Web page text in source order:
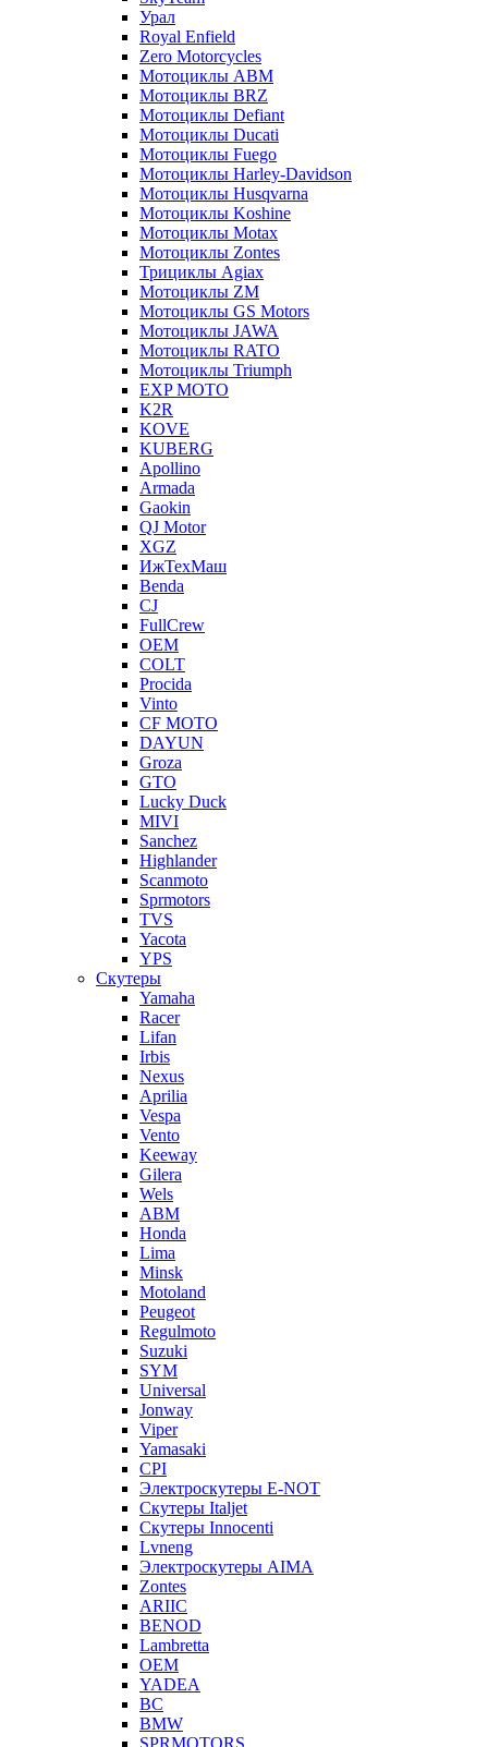
Урал
Royal Enfield
Zero Motorcycles
Мотоциклы ABM
Мотоциклы BRZ
Мотоциклы Defiant
Мотоциклы Ducati
Мотоциклы Fuego
Мотоциклы Harley-Davidson
Мотоциклы Husqvarna
Мотоциклы Koshine
Мотоциклы Motax
Мотоциклы Zontes
Трициклы Agiax
Мотоциклы ZM
Мотоциклы GS Motors
Мотоциклы JAWA
Мотоциклы RATO
Мотоциклы Triumph
EXP MOTO
K2R
KOVE
KUBERG
Apollino
Armada
Gaokin
QJ Motor
XGZ
ИжТехМаш
Benda
CJ
FullCrew
OEM
COLT
Procida
Vinto
CF MOTO
DAYUN
Groza
GTO
Lucky Duck
MIVI
Sanchez
Highlander
Scanmoto
Sprmotors
TVS
Yacota
YPS
Скутеры
Yamaha
Racer
Lifan
Irbis
Nexus
Aprilia
Vespa
Vento
Keeway
Gilera
Wels
ABM
Honda
Lima
Minsk
Motoland
Peugeot
Regulmoto
Suzuki
SYM
Universal
Jonway
Viper
Yamasaki
CPI
Электроскутеры E-NOT
Скутеры Italjet
Скутеры Innocenti
Lvneng
Электроскутеры AIMA
Zontes
ARIIC
BENOD
Lambretta
OEM
YADEA
BC
BMW
SPRMOTORS